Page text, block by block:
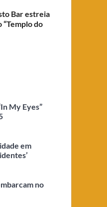
Bar estreia
“Templo do
My Eyes”
em
no